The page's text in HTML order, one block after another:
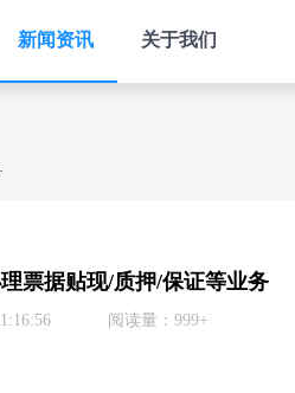
新闻资讯 关于我们
票据贴现/质押/保证等业务
阅读量：999+